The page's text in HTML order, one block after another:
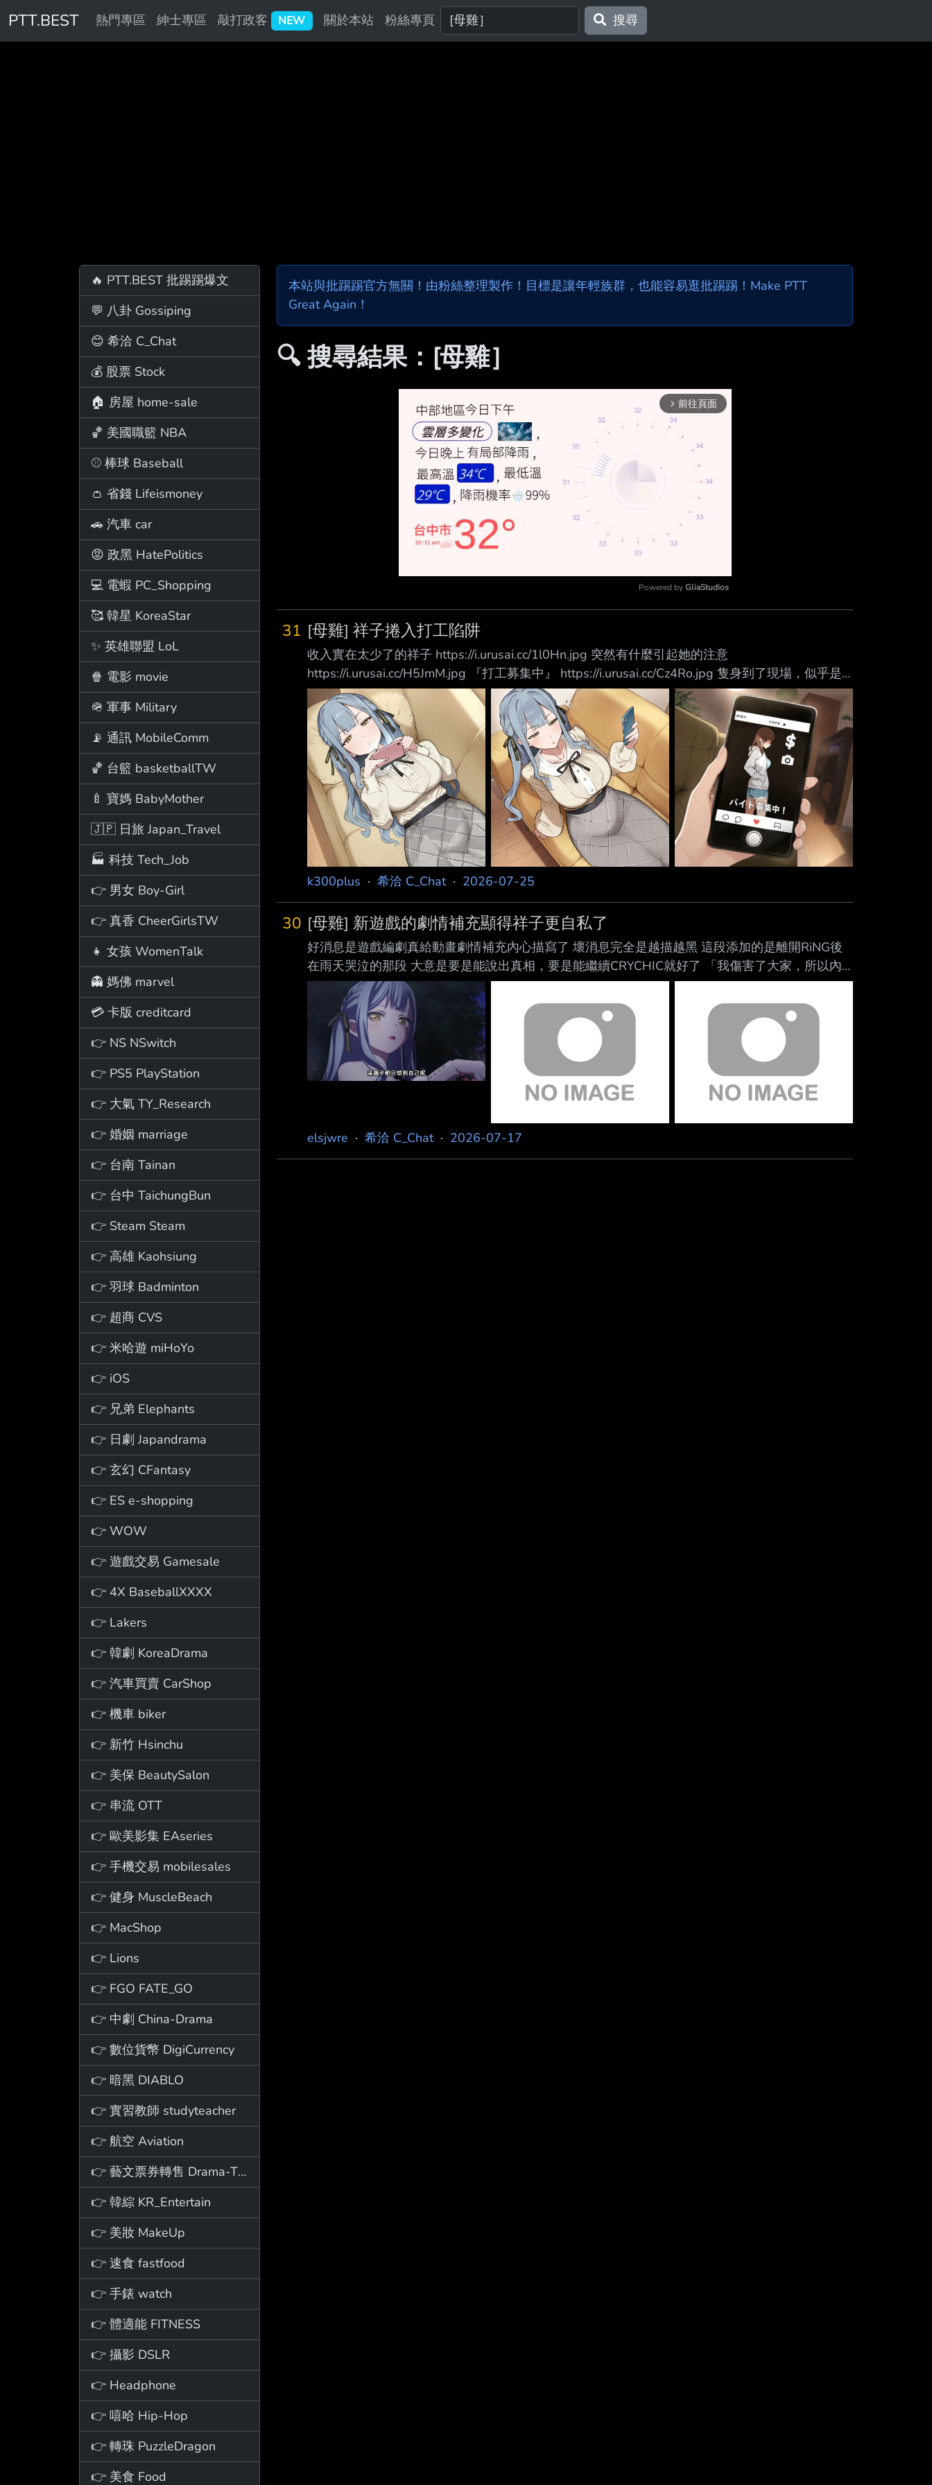
PTT.BEST 熱門專區 紳士專區 敲打政客 NEW 關於本站 粉絲專頁 搜尋
🔥 PTT.BEST 批踢踢爆文
💬 八卦 Gossiping
😊 希洽 C_Chat
💰 股票 Stock
🏠 房屋 home-sale
🏀 美國職籃 NBA
⚾ 棒球 Baseball
👛 省錢 Lifeismoney
🚗 汽車 car
😡 政黑 HatePolitics
💻 電蝦 PC_Shopping
🥰 韓星 KoreaStar
✨ 英雄聯盟 LoL
🍿 電影 movie
🪖 軍事 Military
📡 通訊 MobileComm
🏀 台籃 basketballTW
🍼 寶媽 BabyMother
🇯🇵 日旅 Japan_Travel
🏭 科技 Tech_Job
👉 男女 Boy-Girl
👉 真香 CheerGirlsTW
👧 女孩 WomenTalk
👻 媽佛 marvel
💳 卡版 creditcard
👉 NS NSwitch
👉 PS5 PlayStation
👉 大氣 TY_Research
👉 婚姻 marriage
👉 台南 Tainan
👉 台中 TaichungBun
👉 Steam Steam
👉 高雄 Kaohsiung
👉 羽球 Badminton
👉 超商 CVS
👉 米哈遊 miHoYo
👉 iOS
👉 兄弟 Elephants
👉 日劇 Japandrama
👉 玄幻 CFantasy
👉 ES e-shopping
👉 WOW
👉 遊戲交易 Gamesale
👉 4X BaseballXXXX
👉 Lakers
👉 韓劇 KoreaDrama
👉 汽車買賣 CarShop
👉 機車 biker
👉 新竹 Hsinchu
👉 美保 BeautySalon
👉 串流 OTT
👉 歐美影集 EAseries
👉 手機交易 mobilesales
👉 健身 MuscleBeach
👉 MacShop
👉 Lions
👉 FGO FATE_GO
👉 中劇 China-Drama
👉 數位貨幣 DigiCurrency
👉 暗黑 DIABLO
👉 實習教師 studyteacher
👉 航空 Aviation
👉 藝文票券轉售 Drama-Ticket
👉 韓綜 KR_Entertain
👉 美妝 MakeUp
👉 速食 fastfood
👉 手錶 watch
👉 體適能 FITNESS
👉 攝影 DSLR
👉 Headphone
👉 嘻哈 Hip-Hop
👉 轉珠 PuzzleDragon
👉 美食 Food
本站與批踢踢官方無關！由粉絲整理製作！目標是讓年輕族群，也能容易逛批踢踢！Make PTT
Great Again！
🔍 搜尋結果：[母雞］
arrow_forward_ios 前往頁面
Powered by GliaStudios
31 [母雞] 祥子捲入打工陷阱
收入實在太少了的祥子 https://i.urusai.cc/1l0Hn.jpg 突然有什麼引起她的注意
https://i.urusai.cc/H5JmM.jpg 『打工募集中』 https://i.urusai.cc/Cz4Ro.jpg 隻身到了現場，似乎是
棚拍 https://i.urusai.cc/Vdg5Z.jpg 業主手一指 https://i.urusai.cc/GjAxh.jpg 竟然是要穿極小比基尼
https://i.urusai.cc/qw8lO.jpg 要穿這個跌死娃！？ http
k300plus · 希洽 C_Chat· 2026-07-25
30 [母雞] 新遊戲的劇情補充顯得祥子更自私了
好消息是遊戲編劇真給動畫劇情補充內心描寫了 壞消息完全是越描越黑 這段添加的是離開RiNG後
在雨天哭泣的那段 大意是要是能說出真相，要是能繼續CRYCHIC就好了 「我傷害了大家，所以內
心的痛苦就是對我的懲罰」 這是在寫什麼啊... 她知道她在傷害無辜的朋友，也知道這樣做會造成痛
苦 而在朋友被傷害後她的想法卻是「我好痛苦、我在受懲罰」 這段內心描寫也未免太過自我中心了
吧？ 感覺編劇完全是在做頭痛醫頭腳痛醫腳的找補 因為被罵了就寫一些可以讓人同情的片段 根本
不管會怎麼影響角色的觀感 還期待遊戲編劇能圓上後面
elsjwre · 希洽 C_Chat· 2026-07-17